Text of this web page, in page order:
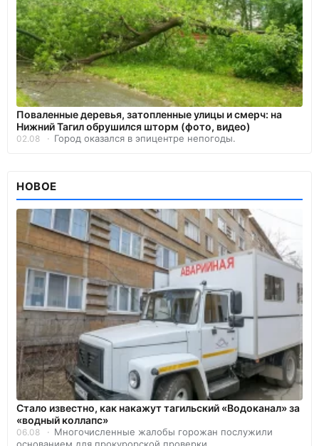
Поваленные деревья, затопленные улицы и смерч: на
Нижний Тагил обрушился шторм (фото, видео)
02.08 Город оказался в эпицентре непогоды.
НОВОЕ
Стало известно, как накажут тагильский «Водоканал» за
«водный коллапс»
06.08
Многочисленные жалобы горожан послужили